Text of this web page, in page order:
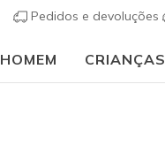
Pedidos e devoluções
HOMEM CRIANÇAS